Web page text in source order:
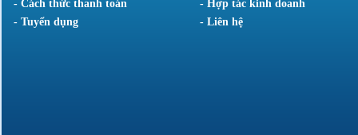
- Cách thức thanh toán
- Hợp tác kinh doanh
- Tuyển dụng
- Liên hệ